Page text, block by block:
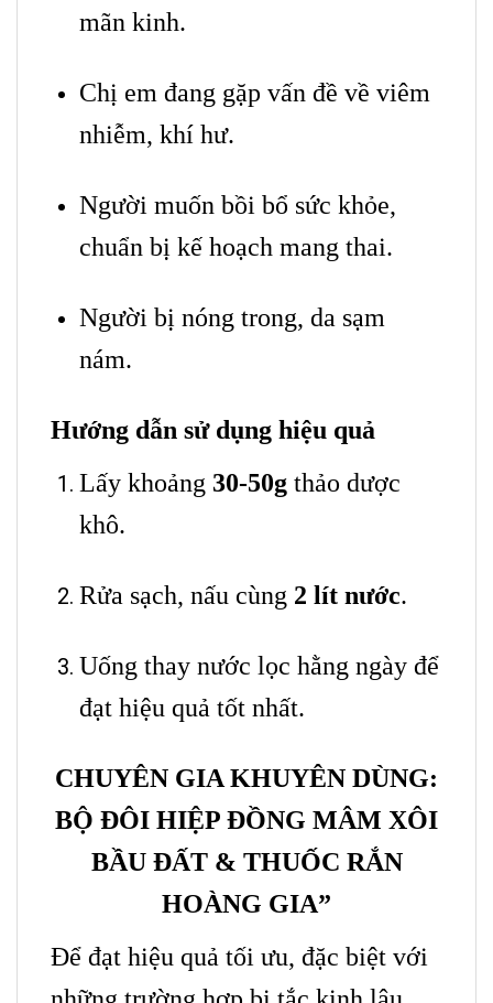
mãn kinh.
Chị em đang gặp vấn đề về viêm
nhiễm, khí hư.
Người muốn bồi bổ sức khỏe,
chuẩn bị kế hoạch mang thai.
Người bị nóng trong, da sạm
nám.
Hướng dẫn sử dụng hiệu quả
Lấy khoảng 30-50g thảo dược
khô.
Rửa sạch, nấu cùng 2 lít nước.
Uống thay nước lọc hằng ngày để
đạt hiệu quả tốt nhất.
CHUYÊN GIA KHUYÊN DÙNG:
BỘ ĐÔI HIỆP ĐỒNG MÂM XÔI
BẦU ĐẤT & THUỐC RẮN
HOÀNG GIA”
Để đạt hiệu quả tối ưu, đặc biệt với